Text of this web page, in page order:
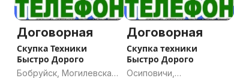
Договорная
Скупка Техники
Быстро Дорого
Бобруйск, Могилевская
Договорная
Скупка техники
Быстро Дорого
Осиповичи,